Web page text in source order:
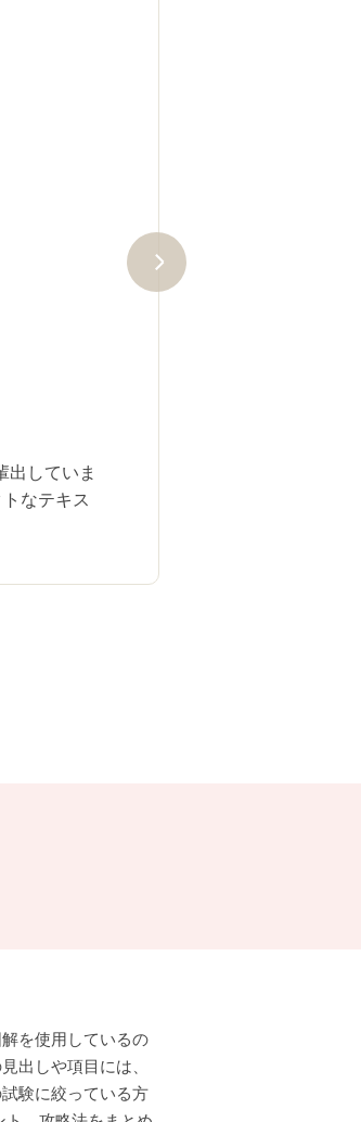
出していま
なテキス
を使用しているの
出しや項目には、
験に絞っている方